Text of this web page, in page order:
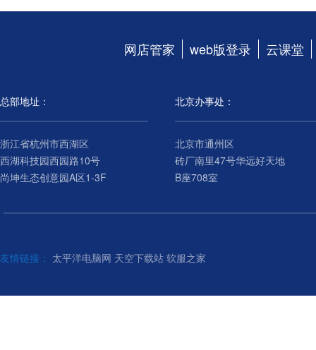
网店管家 web版登录 云课堂
总部地址：
浙江省杭州市西湖区
西湖科技园西园路10号
尚坤生态创意园A区1-3F
北京办事处：
北京市通州区
砖厂南里47号华远好天地
B座708室
友情链接： 太平洋电脑网 天空下载站 软服之家